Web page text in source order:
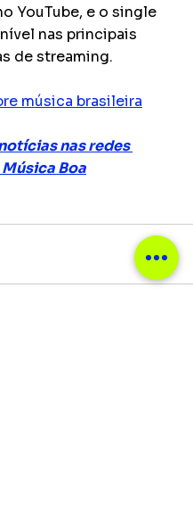
YouTube, e o single
nas principais
de streaming.
música brasileira
nas redes
Boa